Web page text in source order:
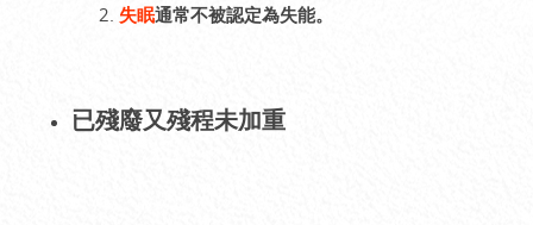
失眠通常不被認定為失能。
已殘廢又殘程未加重